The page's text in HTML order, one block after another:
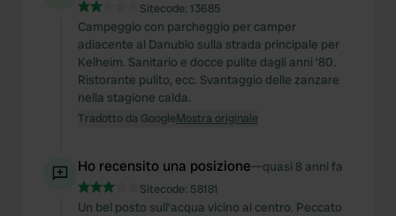
Sitecode: 13685
Campeggio con parcheggio per camper
adiacente al Danubio sulla strada principale per
Kelheim. Sanitario e docce pulite dagli anni '80.
Ristorante pulito, ecc. Svantaggio delle zanzare
nella stagione calda.
Tradotto da GoogleMostra originale
Ho recensito una posizione—quasi 8 anni fa
Sitecode: 58181
Un bel posto sull'acqua vicino al centro. Peccato